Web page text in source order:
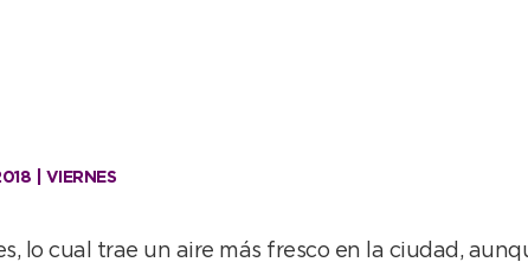
| VIERNES
lo cual trae un aire más fresco en la ciudad,